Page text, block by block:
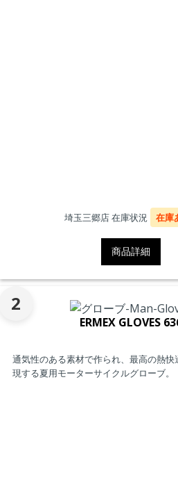
埼玉三郷店 在庫状況 在庫
商品詳細
2
ERMEX GLOVES
通気性のある素材で作られ、最高の熱快
現する夏用モーターサイクルグローブ。